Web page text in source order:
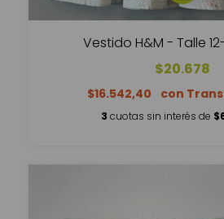
Vestido H&M - Talle
$20.678
$16.542,40
3 cuotas sin interés de